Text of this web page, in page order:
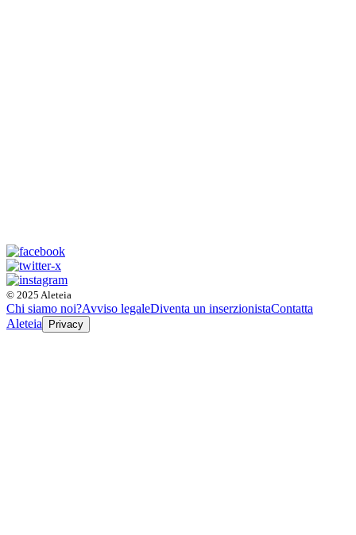
© 2025 Aleteia
Chi siamo noi?Avviso legaleDiventa un inserzionistaContatta
Aleteia
Privacy